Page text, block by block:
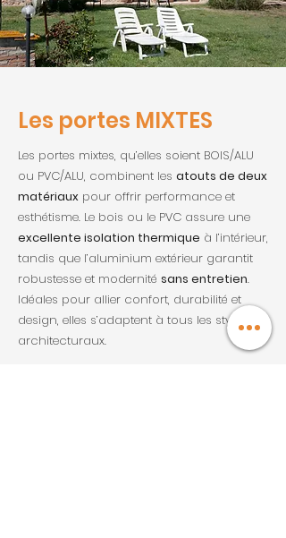
Les portes MIXTES
Les portes mixtes, qu’elles soient BOIS/ALU
ou PVC/ALU, combinent les atouts de deux
matériaux pour offrir performance et
esthétisme. Le bois ou le PVC assure une
excellente isolation thermique à l’intérieur,
tandis que l’aluminium extérieur garantit
robustesse et modernité sans entretien.
Idéales pour allier confort, durabilité et
design, elles s’adaptent à tous les styles
architecturaux.